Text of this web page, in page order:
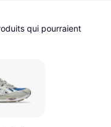
qui pourraient